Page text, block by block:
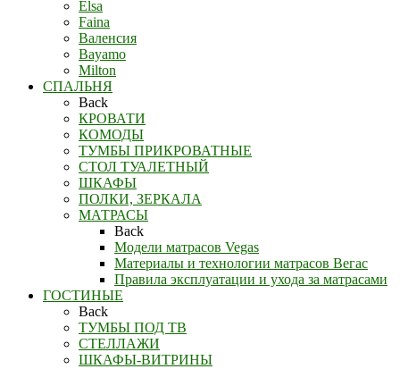
Elsa
Faina
Валенсия
Bayamo
Milton
СПАЛЬНЯ
Back
КРОВАТИ
КОМОДЫ
ТУМБЫ ПРИКРОВАТНЫЕ
СТОЛ ТУАЛЕТНЫЙ
ШКАФЫ
ПОЛКИ, ЗЕРКАЛА
МАТРАСЫ
Back
Модели матрасов Vegas
Материалы и технологии матрасов Вегас
Правила эксплуатации и ухода за матрасами
ГОСТИНЫЕ
Back
ТУМБЫ ПОД ТВ
СТЕЛЛАЖИ
ШКАФЫ-ВИТРИНЫ